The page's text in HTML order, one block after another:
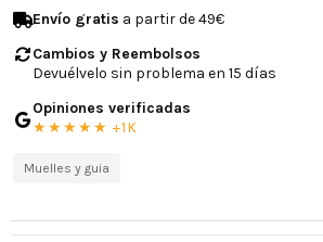
Envío gratis a partir de 49€
Cambios y Reembolsos
Devuélvelo sin problema en 15 días
Opiniones verificadas
★★★★★ +1K
Muelles y guia